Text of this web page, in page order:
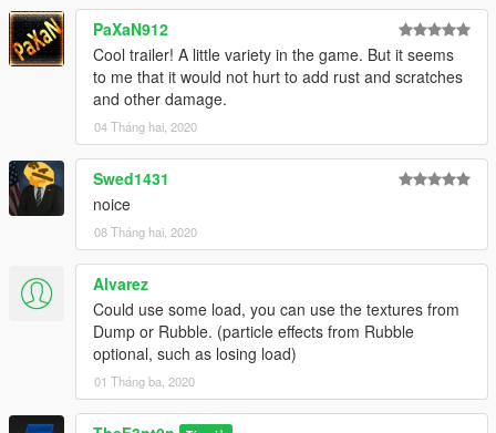
PaXaN912
Cool trailer! A little variety in the game. But it seems
to me that it would not hurt to add rust and scratches
and other damage.
04 Tháng hai, 2020
Swed1431
noice
08 Tháng hai, 2020
Alvarez
Could use some load, you can use the textures from
Dump or Rubble. (particle effects from Rubble
optional, such as losing load)
01 Tháng ba, 2020